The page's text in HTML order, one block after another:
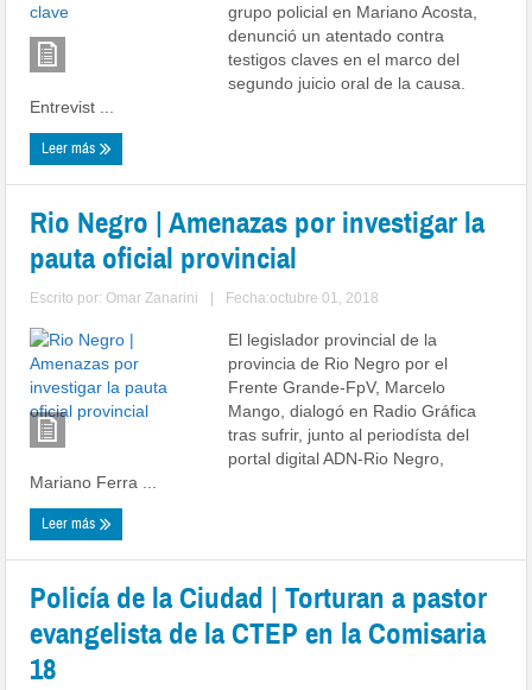
grupo policial en Mariano Acosta,
denunció un atentado contra
testigos claves en el marco del
segundo juicio oral de la causa.
Entrevist ...
Leer más
Rio Negro | Amenazas por investigar la
pauta oficial provincial
Escrito por:Omar Zanarini Fecha:octubre 01, 2018
El legislador provincial de la
provincia de Rio Negro por el
Frente Grande-FpV, Marcelo
Mango, dialogó en Radio Gráfica
tras sufrir, junto al periodísta del
portal digital ADN-Rio Negro,
Mariano Ferra ...
Leer más
Policía de la Ciudad | Torturan a pastor
evangelista de la CTEP en la Comisaria
18